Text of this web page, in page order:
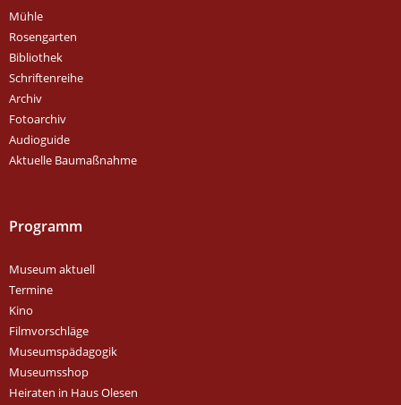
Mühle
Rosengarten
Bibliothek
Schriftenreihe
Archiv
Fotoarchiv
Audioguide
Aktuelle Baumaßnahme
Programm
Museum aktuell
Termine
Kino
Filmvorschläge
Museumspädagogik
Museumsshop
Heiraten in Haus Olesen